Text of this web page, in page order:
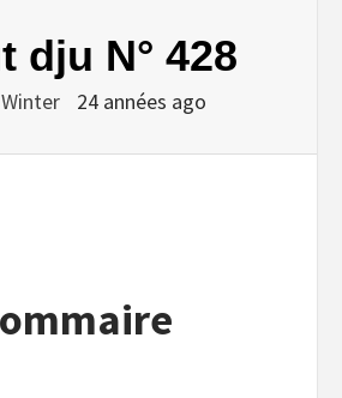
dju N° 428
24 années ago